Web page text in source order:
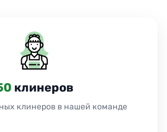
клинеров
клинеров в нашей команде